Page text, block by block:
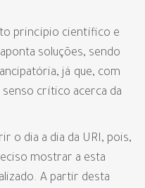
princípio científico e
soluções, sendo
já que, com
senso crítico acerca da
o dia a dia da URI, pois,
mostrar a esta
A partir desta